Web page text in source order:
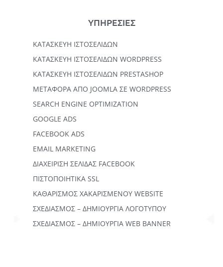
ΥΠΗΡΕΣΙΕΣ
ΚΑΤΑΣΚΕΥΉ ΙΣΤΟΣΕΛΊΔΩΝ
KΑΤΑΣΚΕΥΉ IΣΤΟΣΕΛΊΔΩΝ WORDPRESS
ΚΑΤΑΣΚΕΥΗ ΙΣΤΟΣΕΛΙΔΩΝ PRESTASHOP
ΜΕΤΑΦΟΡΆ ΑΠΌ JOOMLA ΣΕ WORDPRESS
SEARCH ENGINE OPTIMIZATION
GOOGLE ADS
FACEBOOK ADS
EMAIL MARKETING
ΔΙΑΧΕΙΡΙΣΗ ΣΕΛΙΔΑΣ FACEBOOK
ΠΙΣΤΟΠΟΙΗΤΙΚΑ SSL
ΚΑΘΑΡΙΣΜΟΣ ΧΑΚΑΡΙΣΜΕΝΟΥ WEBSITE
ΣΧΕΔΙΑΣΜΟΣ – ΔΗΜΙΟΥΡΓΙΑ ΛΟΓΟΤΥΠΟΥ
ΣΧΕΔΙΑΣΜΟΣ – ΔΗΜΙΟΥΡΓΙΑ WEB BANNER